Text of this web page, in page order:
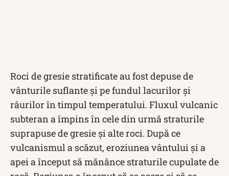
Roci de gresie stratificate au fost depuse de
vânturile suflante și pe fundul lacurilor și
râurilor în timpul temperatului. Fluxul vulcanic
subteran a împins în cele din urmă straturile
suprapuse de gresie și alte roci. După ce
vulcanismul a scăzut, eroziunea vântului și a
apei a început să mănânce straturile cupulate de